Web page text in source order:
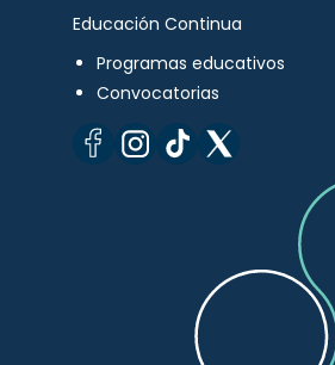
Educación Continua
Programas educativos
Convocatorias